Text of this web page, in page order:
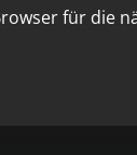
für die